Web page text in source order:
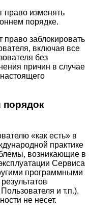
право изменять
порядке.
заблокировать
включая все
без
причин в случае
порядок
«как есть» в
практике
возникающие в
Сервиса
программными
и т.п.),
не несет.